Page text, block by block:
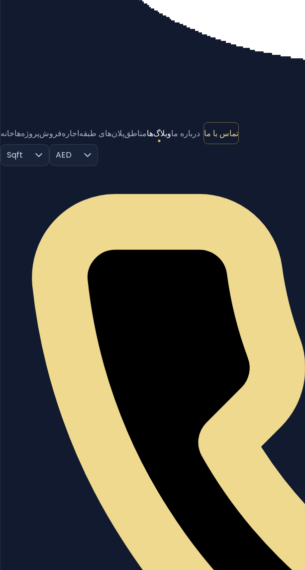
خانهپروژه‌هافروشاجارهپلان‌های طبقهمناطقوبلاگ‌هادرباره ما تماس با ما
Sqft
AED